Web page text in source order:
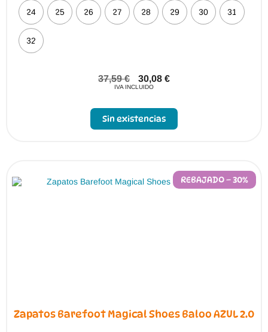
24 25 26 27 28 29 30 31
32
37,59€ 30,08 €
IVA INCLUIDO
Sin existencias
REBAJADO – 30%
Zapatos Barefoot Magical Shoes Baloo AZUL 2.0